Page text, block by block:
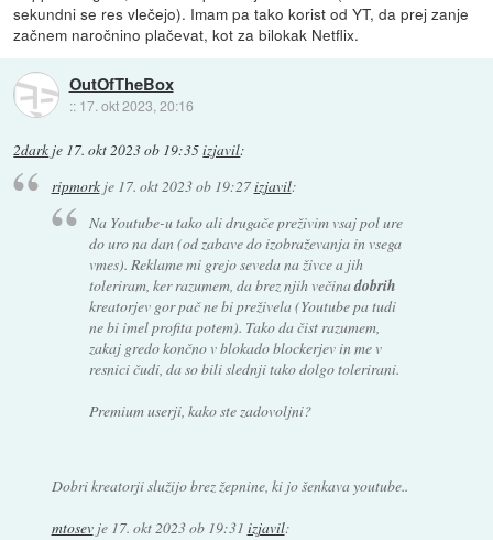
sekundni se res vlečejo). Imam pa tako korist od YT, da prej zanje
začnem naročnino plačevat, kot za bilokak Netflix.
OutOfTheBox
:: 17. okt 2023, 20:16
2dark je 17. okt 2023 ob 19:35izjavil:
ripmorkje 17. okt 2023 ob 19:27izjavil:
Na Youtube-u tako ali drugače preživim vsaj pol ure
do uro na dan (od zabave do izobraževanja in vsega
vmes). Reklame mi grejo seveda na živce a jih
toleriram, ker razumem, da brez njih večinadobrih
kreatorjev gor pač ne bi preživela (Youtube pa tudi
ne bi imel profita potem). Tako da čist razumem,
zakaj gredo končno v blokado blockerjev in me v
resnici čudi, da so bili slednji tako dolgo tolerirani.
Premium userji, kako ste zadovoljni?
Dobri kreatorji služijo brez žepnine, ki jo šenkava youtube..
mtosevje 17. okt 2023 ob 19:31 izjavil: